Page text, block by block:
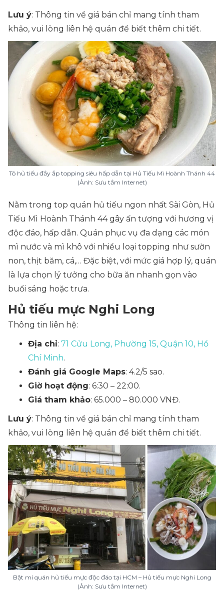
Lưu ý: Thông tin về giá bán chỉ mang tính tham
khảo, vui lòng liên hệ quán để biết thêm chi tiết.
Tô hủ tiếu đầy ắp topping siêu hấp dẫn tại Hủ Tiếu Mì Hoành Thánh 44
(Ảnh: Sưu tầm Internet)
Nằm trong top quán hủ tiếu ngon nhất Sài Gòn, Hủ
Tiếu Mì Hoành Thánh 44 gây ấn tượng với hương vị
độc đáo, hấp dẫn. Quán phục vụ đa dạng các món
mì nước và mì khô với nhiều loại topping như sườn
non, thịt băm, cá,… Đặc biệt, với mức giá hợp lý, quán
là lựa chọn lý tưởng cho bữa ăn nhanh gọn vào
buổi sáng hoặc trưa.
Hủ tiếu mực Nghi Long
Thông tin liên hệ:
Địa chỉ: 71 Cửu Long, Phường 15, Quận 10, Hồ
Chí Minh.
Đánh giá Google Maps: 4.2/5 sao.
Giờ hoạt động: 6:30 – 22:00.
Giá tham khảo: 65.000 – 80.000 VNĐ.
Lưu ý: Thông tin về giá bán chỉ mang tính tham
khảo, vui lòng liên hệ quán để biết thêm chi tiết.
Bật mí quán hủ tiếu mực độc đáo tại HCM – Hủ tiếu mực Nghi Long
(Ảnh: Sưu tầm Internet)